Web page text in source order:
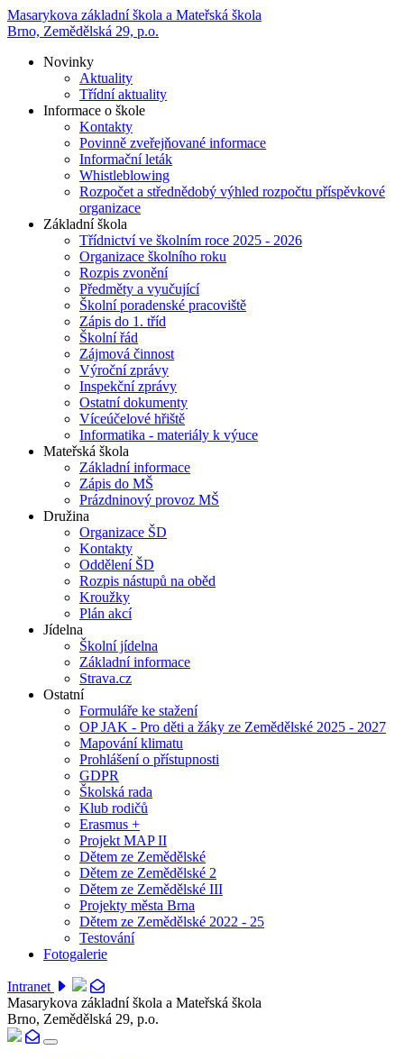
Masarykova základní škola a Mateřská škola
Brno, Zemědělská 29, p.o.
Novinky
Aktuality
Třídní aktuality
Informace o škole
Kontakty
Povinně zveřejňované informace
Informační leták
Whistleblowing
Rozpočet a střednědobý výhled rozpočtu příspěvkové
organizace
Základní škola
Třídnictví ve školním roce 2025 - 2026
Organizace školního roku
Rozpis zvonění
Předměty a vyučující
Školní poradenské pracoviště
Zápis do 1. tříd
Školní řád
Zájmová činnost
Výroční zprávy
Inspekční zprávy
Ostatní dokumenty
Víceúčelové hřiště
Informatika - materiály k výuce
Mateřská škola
Základní informace
Zápis do MŠ
Prázdninový provoz MŠ
Družina
Organizace ŠD
Kontakty
Oddělení ŠD
Rozpis nástupů na oběd
Kroužky
Plán akcí
Jídelna
Školní jídelna
Základní informace
Strava.cz
Ostatní
Formuláře ke stažení
OP JAK - Pro děti a žáky ze Zemědělské 2025 - 2027
Mapování klimatu
Prohlášení o přístupnosti
GDPR
Školská rada
Klub rodičů
Erasmus +
Projekt MAP II
Dětem ze Zemědělské
Dětem ze Zemědělské 2
Dětem ze Zemědělské III
Projekty města Brna
Dětem ze Zemědělské 2022 - 25
Testování
Fotogalerie
Intranet
Masarykova základní škola a Mateřská škola
Brno, Zemědělská 29, p.o.